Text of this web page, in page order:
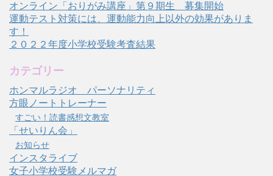
オンライン「おりがみ講座」第９期生 募集開始
運動テスト対策には、運動能力向上以外の効果がありま
す！
２０２２年度小学校受験考査結果
カテゴリー
ホンマルラジオ パーソナリティ
方眼ノートトレーナー
すごい！読書感想文教室
「せいりん会」
お知らせ
インスタライブ
女子小学校受験メルマガ